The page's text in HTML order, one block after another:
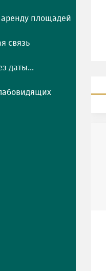
аренду площадей
связь
даты...